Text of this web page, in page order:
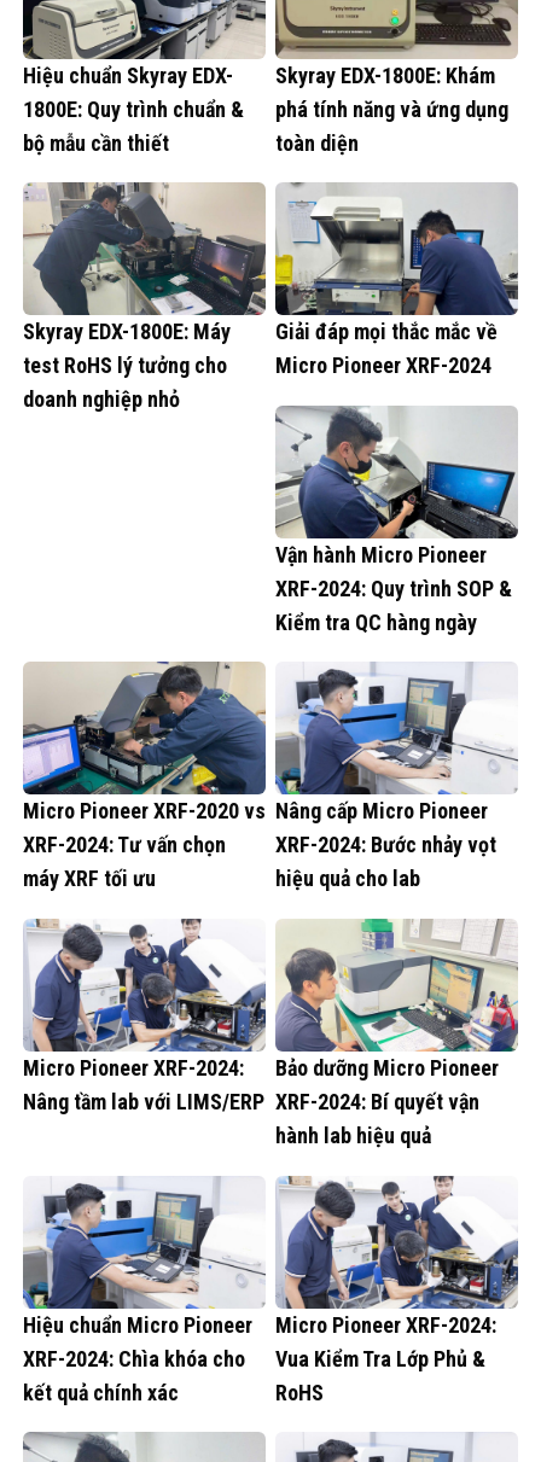
Hiệu chuẩn Skyray EDX-
1800E: Quy trình chuẩn &
bộ mẫu cần thiết
Skyray EDX-1800E: Khám
phá tính năng và ứng dụng
toàn diện
Skyray EDX-1800E: Máy
test RoHS lý tưởng cho
doanh nghiệp nhỏ
Giải đáp mọi thắc mắc về
Micro Pioneer XRF-2024
Vận hành Micro Pioneer
XRF-2024: Quy trình SOP &
Kiểm tra QC hàng ngày
Micro Pioneer XRF-2020 vs
XRF-2024: Tư vấn chọn
máy XRF tối ưu
Nâng cấp Micro Pioneer
XRF-2024: Bước nhảy vọt
hiệu quả cho lab
Micro Pioneer XRF-2024:
Nâng tầm lab với LIMS/ERP
Bảo dưỡng Micro Pioneer
XRF-2024: Bí quyết vận
hành lab hiệu quả
Hiệu chuẩn Micro Pioneer
XRF-2024: Chìa khóa cho
kết quả chính xác
Micro Pioneer XRF-2024:
Vua Kiểm Tra Lớp Phủ &
RoHS